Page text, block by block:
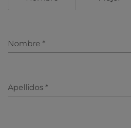
Nombre *
Apellidos *